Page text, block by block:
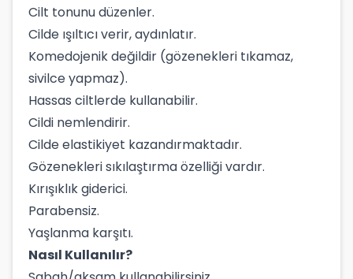
Cilt tonunu düzenler.
Cilde ışıltıcı verir, aydınlatır.
Komedojenik değildir (gözenekleri tıkamaz,
sivilce yapmaz).
Hassas ciltlerde kullanabilir.
Cildi nemlendirir.
Cilde elastikiyet kazandırmaktadır.
Gözenekleri sıkılaştırma özelliği vardır.
Kırışıklık giderici.
Parabensiz.
Yaşlanma karşıtı.
Nasıl Kullanılır?